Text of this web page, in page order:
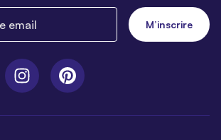
M’inscrire